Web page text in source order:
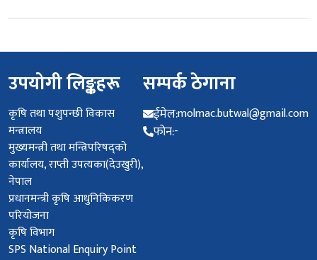
उपयोगी लिङ्कहरू
कृषि तथा पशुपन्छी विकास
मन्त्रालय
मुख्यमन्त्री तथा मन्त्रिपरिषद्को
कार्यालय, राप्ती उपत्यका(देउखुरी),
नेपाल
प्रधानमन्‍त्री कृषि आधुनिकिकरण
परियोजना
कृषि विभाग
SPS National Enquiry Point
सम्पर्क ठेगाना
ईमेल:molmac.butwal@gmail.com
फोन:-